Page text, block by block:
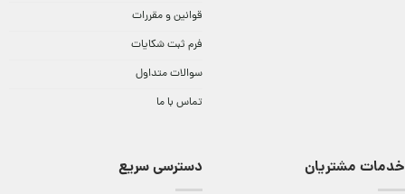
قوانین و مقررات
فرم ثبت شکایات
سوالات متداول
تماس با ما
خدمات مشتریان دسترسی سریع